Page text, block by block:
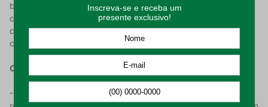
basta utilizar um pano úmido imediatamente após o contato
com a sujeira, deixando sua toalha pronta para o próximo uso
com total agilidade e sem a necessidade de lavagens
constantes.
Características do Produto:
- Proteção Döhler Clean: Tecnologia de última geração que